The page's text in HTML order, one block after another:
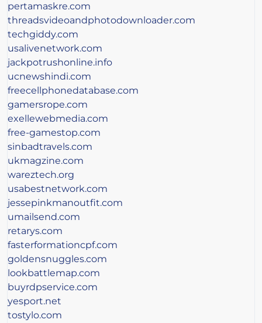
pertamaskre.com
threadsvideoandphotodownloader.com
techgiddy.com
usalivenetwork.com
jackpotrushonline.info
ucnewshindi.com
freecellphonedatabase.com
gamersrope.com
exellewebmedia.com
free-gamestop.com
sinbadtravels.com
ukmagzine.com
wareztech.org
usabestnetwork.com
jessepinkmanoutfit.com
umailsend.com
retarys.com
fasterformationcpf.com
goldensnuggles.com
lookbattlemap.com
buyrdpservice.com
yesport.net
tostylo.com